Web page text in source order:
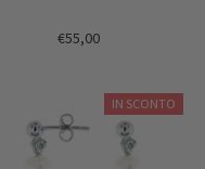
€55,00
IN SCONTO